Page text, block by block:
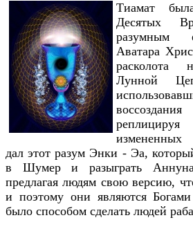
Тиамат
Десятых
разумным
Аватара
расколота
Лунной
дал этот разум Энки - Эа,
в Шумер и разыграть
предлагая людям свою версию,
и поэтому они являются
было способом сделать людей